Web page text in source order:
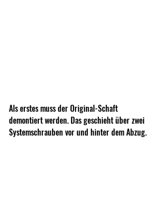
Als erstes muss der Original-Schaft
demontiert werden. Das geschieht über zwei
Systemschrauben vor und hinter dem Abzug.